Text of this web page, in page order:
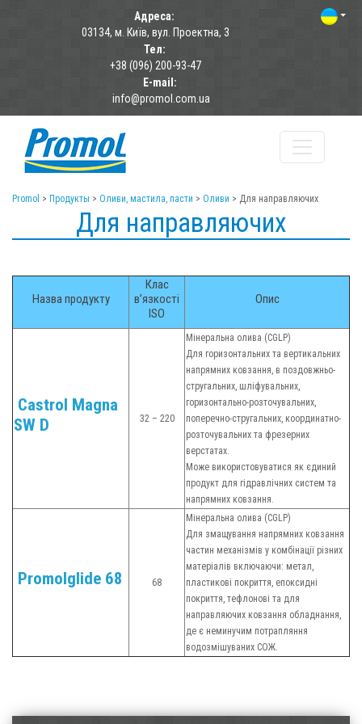
Адреса:
03134, м. Київ, вул. Проектна, 3
Тел:
+38 (096) 200-93-47
E-mail:
info@promol.com.ua
Promol > Продукты > Оливи, мастила, пасти > Оливи > Для направляючих
Для направляючих
Назва продукту
Клас
в’язкості
ISO
Опис
Castrol Magna
SW D
32 – 220
Мінеральна олива (CGLP)
Для горизонтальних та вертикальних
напрямних ковзання, в поздовжньо-
стругальних, шліфувальних,
горизонтально-розточувальних,
поперечно-стругальних, координатно-
розточувальних та фрезерних
верстатах.
Може використовуватися як єдиний
продукт для гідравлічних систем та
напрямних ковзання.
Promolglide 68 68
Мінеральна олива (CGLP)
Для змащування напрямних ковзання
частин механізмів у комбінації різних
матеріалів включаючи: метал,
пластикові покриття, епоксидні
покриття, тефлонові та для
направляючих ковзання обладнання,
де є неминучим потрапляння
водозмішуваних СОЖ.